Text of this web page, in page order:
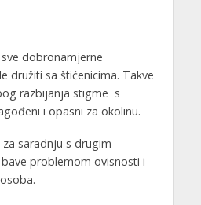
dobronamjerne
družiti sa štićenicima. Takve
razbijanja stigme s
i opasni za okolinu.
za saradnju s drugim
problemom ovisnosti i